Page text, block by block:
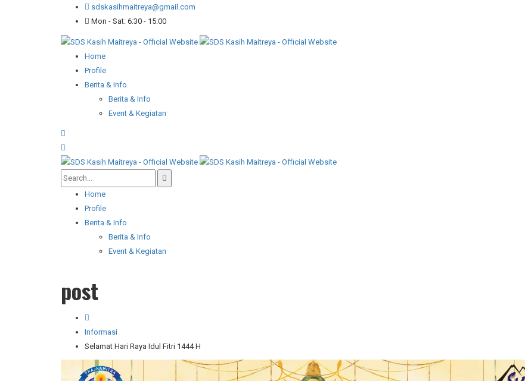
sdskasihmaitreya@gmail.com
Mon - Sat: 6:30 - 15:00
Home
Profile
Berita & Info
Berita & Info
Event & Kegiatan
Home
Profile
Berita & Info
Berita & Info
Event & Kegiatan
post
Informasi
Selamat Hari Raya Idul Fitri 1444 H